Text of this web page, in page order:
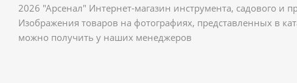
2026 "Арсенал" Интернет-магазин инструмента, садового
Изображения товаров на фотографиях, представленных в
можно получить у наших менеджеров